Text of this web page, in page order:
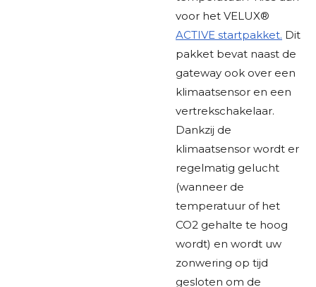
voor het VELUX®
ACTIVE startpakket. Dit
pakket bevat naast de
gateway ook over een
klimaatsensor en een
vertrekschakelaar.
Dankzij de
klimaatsensor wordt er
regelmatig gelucht
(wanneer de
temperatuur of het
CO2 gehalte te hoog
wordt) en wordt uw
zonwering op tijd
gesloten om de